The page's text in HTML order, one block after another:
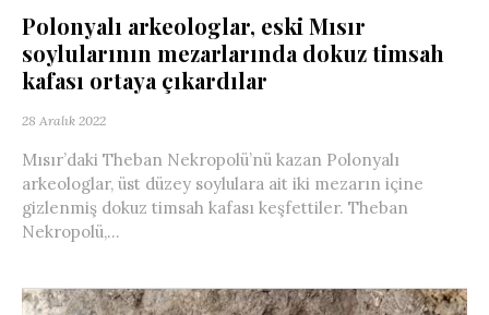
Polonyalı arkeologlar, eski Mısır
soylularının mezarlarında dokuz timsah
kafası ortaya çıkardılar
28 Aralık 2022
Mısır’daki Theban Nekropolü’nü kazan Polonyalı
arkeologlar, üst düzey soylulara ait iki mezarın içine
gizlenmiş dokuz timsah kafası keşfettiler. Theban
Nekropolü,...